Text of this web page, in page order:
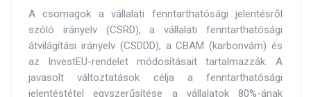
A csomagok a vállalati fenntarthatósági jelentésről
szóló irányelv (CSRD), a vállalati fenntarthatósági
átvilágítási irányelv (CSDDD), a CBAM (karbonvám) és
az InvestEU-rendelet módosításait tartalmazzák. A
javasolt változtatások célja a fenntarthatósági
jelentéstétel egyszerűsítése a vállalatok 80%-ának